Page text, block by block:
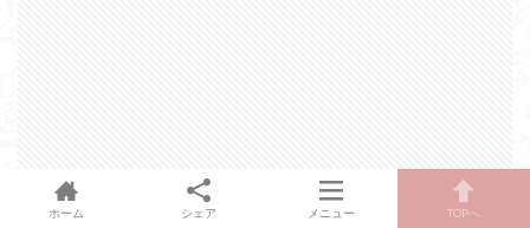
ホーム シェア メニュー TOPへ